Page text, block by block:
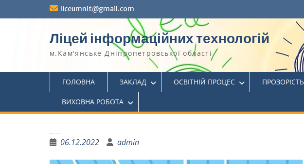
liceumnit@gmail.com
Ліцей інформаційних технологій
м.Кам'янське Дніпропетровської області
ГОЛОВНА ЗАКЛАД ОСВІТНІЙ ПРОЦЕС ПРОЗОРІСТЬ
ВИХОВНА РОБОТА
06.12.2022 admin